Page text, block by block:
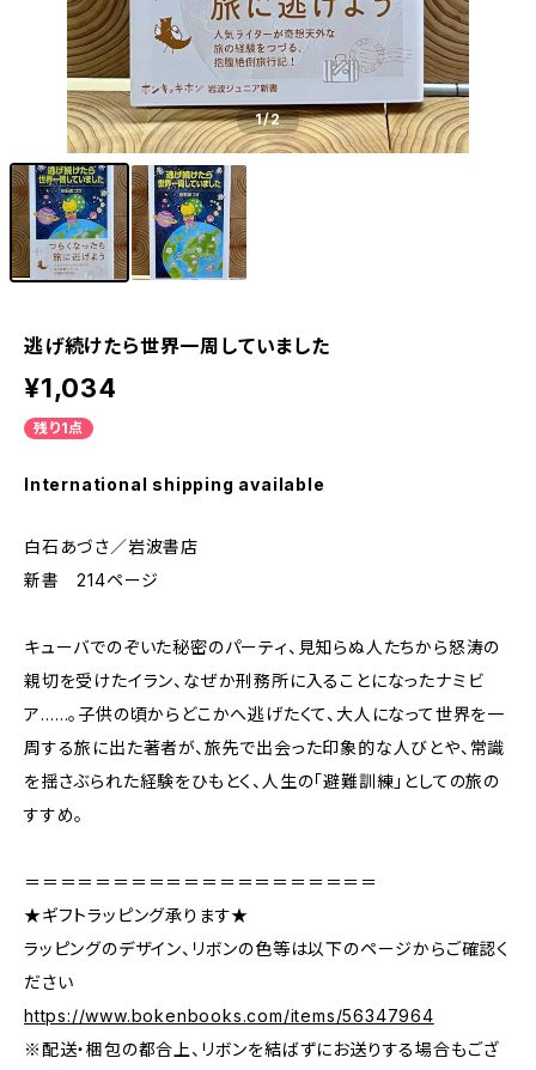
1/2
逃げ続けたら世界一周していました
¥1,034
残り1点
International shipping available
白石あづさ／岩波書店
新書 214ページ
キューバでのぞいた秘密のパーティ、見知らぬ人たちから怒涛の
親切を受けたイラン、なぜか刑務所に入ることになったナミビ
ア……。子供の頃からどこかへ逃げたくて、大人になって世界を一
周する旅に出た著者が、旅先で出会った印象的な人びとや、常識
を揺さぶられた経験をひもとく、人生の「避難訓練」としての旅の
すすめ。
＝＝＝＝＝＝＝＝＝＝＝＝＝＝＝＝＝＝＝＝
★ギフトラッピング承ります★
ラッピングのデザイン、リボンの色等は以下のページからご確認く
ださい
https://www.bokenbooks.com/items/56347964
※配送・梱包の都合上、リボンを結ばずにお送りする場合もござ